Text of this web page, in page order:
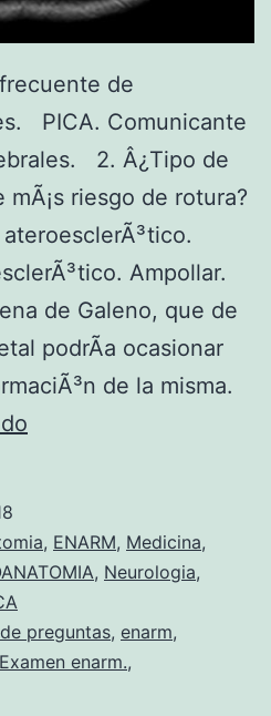
de
PICA. Comunicante
2. Â¿Tipo de
riesgo de rotura?
Ampollar.
de Galeno, que de
podrÃ­a ocasionar
de la misma.
g
u
t
, ENARM, Medicina,
, Neurologia,
preguntas, enarm,
Examen enarm.,